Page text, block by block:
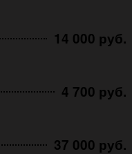
14 000 руб.
4 700 руб.
37 000 руб.